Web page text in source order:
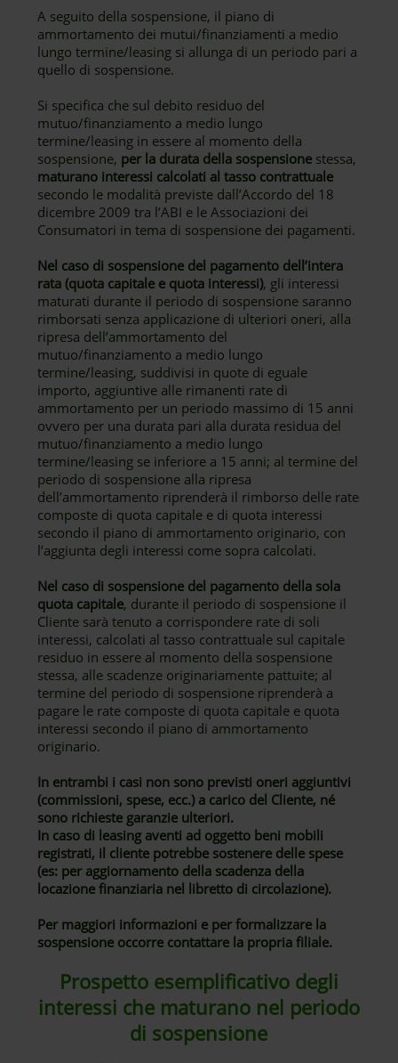
A seguito della sospensione, il piano di
ammortamento dei mutui/finanziamenti a medio
lungo termine/leasing si allunga di un periodo pari a
quello di sospensione.
Si specifica che sul debito residuo del
mutuo/finanziamento a medio lungo
termine/leasing in essere al momento della
sospensione, per la durata della sospensione stessa,
maturano interessi calcolati al tasso contrattuale
secondo le modalità previste dall’Accordo del 18
dicembre 2009 tra l’ABI e le Associazioni dei
Consumatori in tema di sospensione dei pagamenti.
Nel caso di sospensione del pagamento dell’intera
rata (quota capitale e quota interessi), gli interessi
maturati durante il periodo di sospensione saranno
rimborsati senza applicazione di ulteriori oneri, alla
ripresa dell’ammortamento del
mutuo/finanziamento a medio lungo
termine/leasing, suddivisi in quote di eguale
importo, aggiuntive alle rimanenti rate di
ammortamento per un periodo massimo di 15 anni
ovvero per una durata pari alla durata residua del
mutuo/finanziamento a medio lungo
termine/leasing se inferiore a 15 anni; al termine del
periodo di sospensione alla ripresa
dell’ammortamento riprenderà il rimborso delle rate
composte di quota capitale e di quota interessi
secondo il piano di ammortamento originario, con
l’aggiunta degli interessi come sopra calcolati.
Nel caso di sospensione del pagamento della sola
quota capitale, durante il periodo di sospensione il
Cliente sarà tenuto a corrispondere rate di soli
interessi, calcolati al tasso contrattuale sul capitale
residuo in essere al momento della sospensione
stessa, alle scadenze originariamente pattuite; al
termine del periodo di sospensione riprenderà a
pagare le rate composte di quota capitale e quota
interessi secondo il piano di ammortamento
originario.
In entrambi i casi non sono previsti oneri aggiuntivi
(commissioni, spese, ecc.) a carico del Cliente, né
sono richieste garanzie ulteriori.
In caso di leasing aventi ad oggetto beni mobili
registrati, il cliente potrebbe sostenere delle spese
(es: per aggiornamento della scadenza della
locazione finanziaria nel libretto di circolazione).
Per maggiori informazioni e per formalizzare la
sospensione occorre contattare la propria filiale.
Prospetto esemplificativo degli
interessi che maturano nel periodo
di sospensione